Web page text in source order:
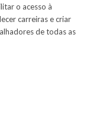
o acesso à
carreiras e criar
de todas as